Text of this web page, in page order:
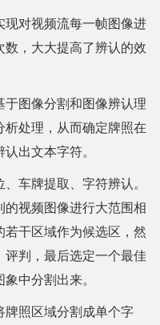
对视频流每一帧图像进
，大大提高了辨认的效
图像分割和图像辨认理
处理，从而确定牌照在
出文本字符。
车牌提取、字符辨认。
视频图像进行大范围相
干区域作为候选区，然
判，最后选定一个最佳
中分割出来。
牌照区域分割成单个字